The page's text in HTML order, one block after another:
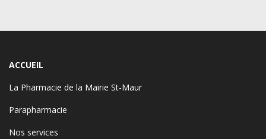
ACCUEIL
La Pharmacie de la Mairie St-Maur
Parapharmacie
Nos services